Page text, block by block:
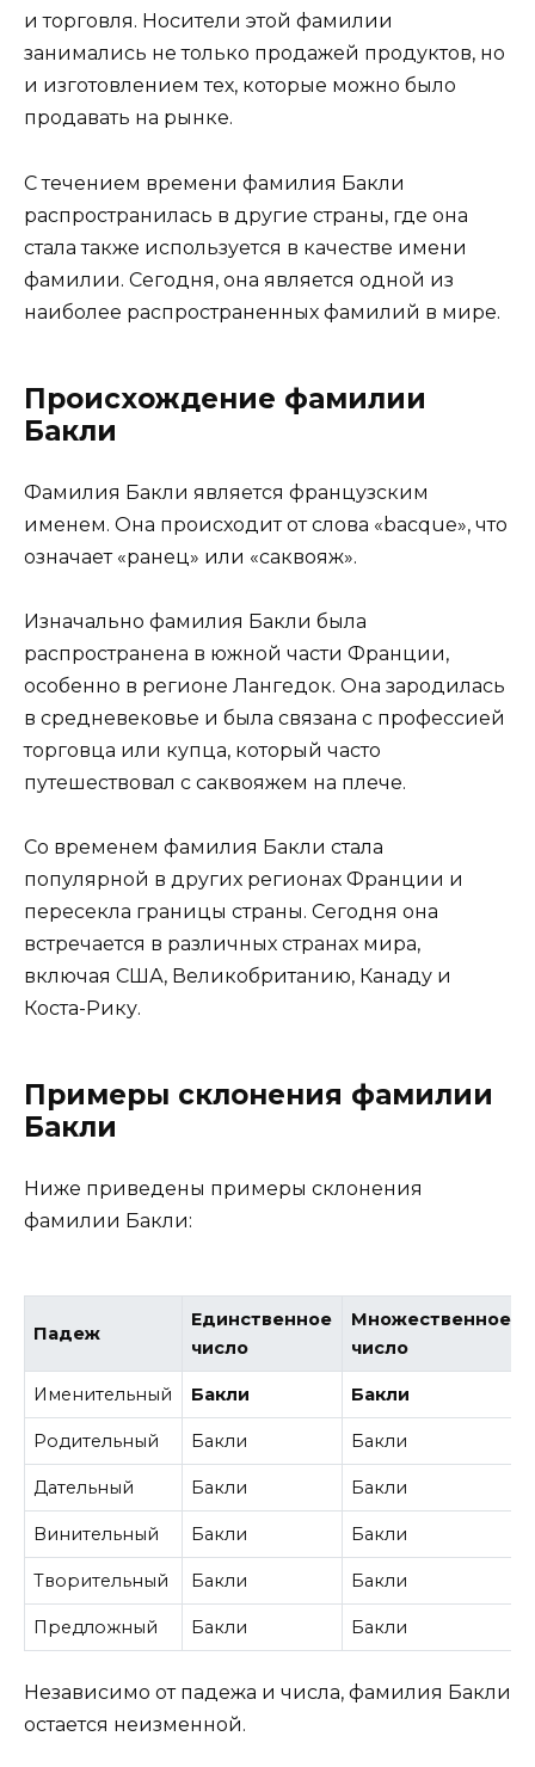
и торговля. Носители этой фамилии
занимались не только продажей продуктов, но
и изготовлением тех, которые можно было
продавать на рынке.
С течением времени фамилия Бакли
распространилась в другие страны, где она
стала также используется в качестве имени
фамилии. Сегодня, она является одной из
наиболее распространенных фамилий в мире.
Происхождение фамилии
Бакли
Фамилия Бакли является французским
именем. Она происходит от слова «bacque», что
означает «ранец» или «саквояж».
Изначально фамилия Бакли была
распространена в южной части Франции,
особенно в регионе Лангедок. Она зародилась
в средневековье и была связана с профессией
торговца или купца, который часто
путешествовал с саквояжем на плече.
Со временем фамилия Бакли стала
популярной в других регионах Франции и
пересекла границы страны. Сегодня она
встречается в различных странах мира,
включая США, Великобританию, Канаду и
Коста-Рику.
Примеры склонения фамилии
Бакли
Ниже приведены примеры склонения
фамилии Бакли:
Падеж
Единственное
число
Множественное
число
Именительный Бакли Бакли
Родительный Бакли Бакли
Дательный Бакли Бакли
Винительный Бакли Бакли
Творительный Бакли Бакли
Предложный Бакли Бакли
Независимо от падежа и числа, фамилия Бакли
остается неизменной.